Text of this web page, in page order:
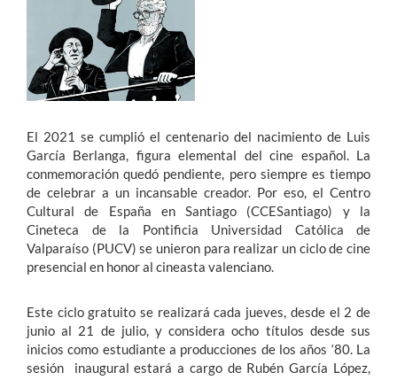
English
El 2021 se cumplió el centenario del nacimiento de Luis
García Berlanga, figura elemental del cine español. La
conmemoración quedó pendiente, pero siempre es tiempo
de celebrar a un incansable creador. Por eso, el Centro
Cultural de España en Santiago (CCESantiago) y la
Cineteca de la Pontificia Universidad Católica de
Valparaíso (PUCV) se unieron para realizar un ciclo de cine
presencial en honor al cineasta valenciano.
Este ciclo gratuito se realizará cada jueves, desde el 2 de
junio al 21 de julio, y considera ocho títulos desde sus
inicios como estudiante a producciones de los años ‘80. La
sesión inaugural estará a cargo de Rubén García López,